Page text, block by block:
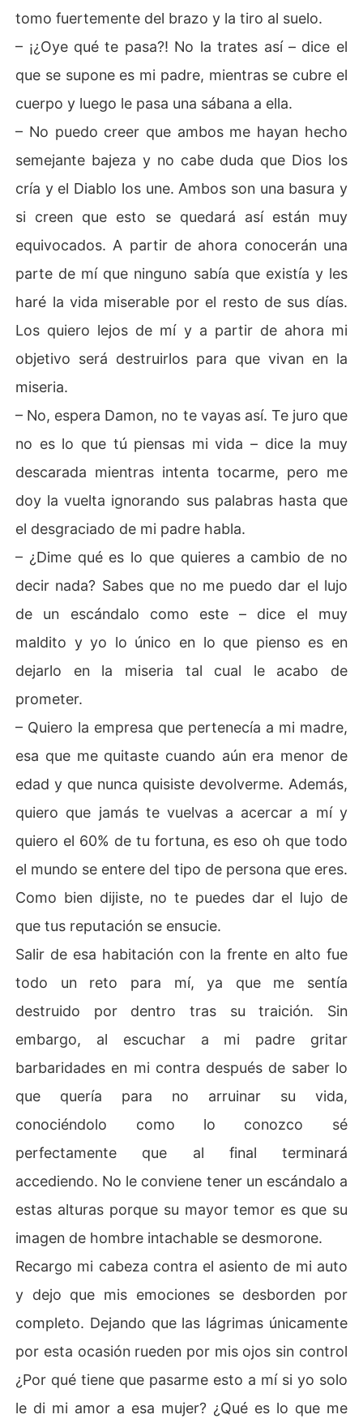
tomo fuertemente del brazo y la tiro al suelo.
– ¡¿Oye qué te pasa?! No la trates así – dice el
que se supone es mi padre, mientras se cubre el
cuerpo y luego le pasa una sábana a ella.
– No puedo creer que ambos me hayan hecho
semejante bajeza y no cabe duda que Dios los
cría y el Diablo los une. Ambos son una basura y
si creen que esto se quedará así están muy
equivocados. A partir de ahora conocerán una
parte de mí que ninguno sabía que existía y les
haré la vida miserable por el resto de sus días.
Los quiero lejos de mí y a partir de ahora mi
objetivo será destruirlos para que vivan en la
miseria.
– No, espera Damon, no te vayas así. Te juro que
no es lo que tú piensas mi vida – dice la muy
descarada mientras intenta tocarme, pero me
doy la vuelta ignorando sus palabras hasta que
el desgraciado de mi padre habla.
– ¿Dime qué es lo que quieres a cambio de no
decir nada? Sabes que no me puedo dar el lujo
de un escándalo como este – dice el muy
maldito y yo lo único en lo que pienso es en
dejarlo en la miseria tal cual le acabo de
prometer.
– Quiero la empresa que pertenecía a mi madre,
esa que me quitaste cuando aún era menor de
edad y que nunca quisiste devolverme. Además,
quiero que jamás te vuelvas a acercar a mí y
quiero el 60% de tu fortuna, es eso oh que todo
el mundo se entere del tipo de persona que eres.
Como bien dijiste, no te puedes dar el lujo de
que tus reputación se ensucie.
Salir de esa habitación con la frente en alto fue
todo un reto para mí, ya que me sentía
destruido por dentro tras su traición. Sin
embargo, al escuchar a mi padre gritar
barbaridades en mi contra después de saber lo
que quería para no arruinar su vida,
conociéndolo como lo conozco sé
perfectamente que al final terminará
accediendo. No le conviene tener un escándalo a
estas alturas porque su mayor temor es que su
imagen de hombre intachable se desmorone.
Recargo mi cabeza contra el asiento de mi auto
y dejo que mis emociones se desborden por
completo. Dejando que las lágrimas únicamente
por esta ocasión rueden por mis ojos sin control
¿Por qué tiene que pasarme esto a mí si yo solo
le di mi amor a esa mujer? ¿Qué es lo que me